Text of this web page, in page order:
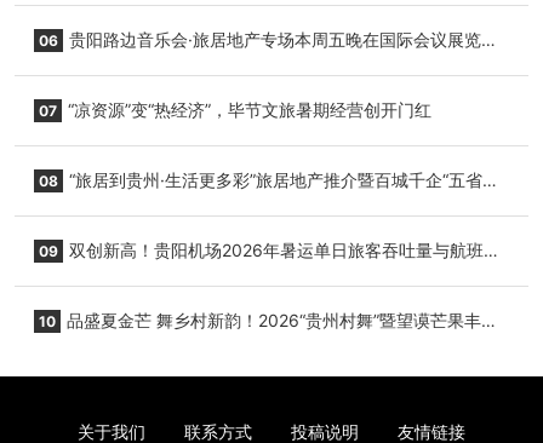
06 贵阳路边音乐会·旅居地产专场本周五晚在国际会议展览中
07 “凉资源”变“热经济”，毕节文旅暑期经营创开门红
08 “旅居到贵州·生活更多彩”旅居地产推介暨百城千企“五省
09 双创新高！贵阳机场2026年暑运单日旅客吞吐量与航班起
10 品盛夏金芒 舞乡村新韵！2026“贵州村舞”暨望谟芒果丰收
关于我们 联系方式 投稿说明 友情链接